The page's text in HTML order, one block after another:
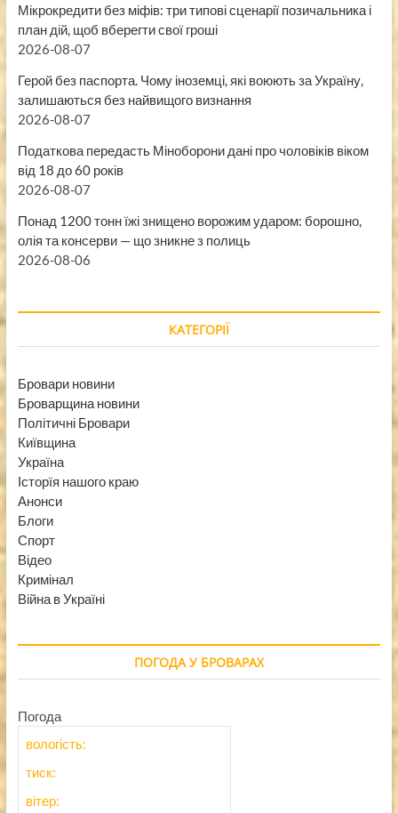
Мікрокредити без міфів: три типові сценарії позичальника і
план дій, щоб вберегти свої гроші
2026-08-07
Герой без паспорта. Чому іноземці, які воюють за Україну,
залишаються без найвищого визнання
2026-08-07
Податкова передасть Міноборони дані про чоловіків віком
від 18 до 60 років
2026-08-07
Понад 1200 тонн їжі знищено ворожим ударом: борошно,
олія та консерви — що зникне з полиць
2026-08-06
КАТЕГОРІЇ
Бровари новини
Броварщина новини
Політичні Бровари
Київщина
Україна
Історїя нашого краю
Анонси
Блоги
Спорт
Відео
Кримінал
Війна в Україні
ПОГОДА У БРОВАРАХ
Погода
вологість:
тиск:
вітер: